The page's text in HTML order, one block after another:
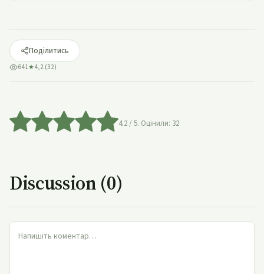
Поділитись
641★4,2 (32)
4.2/ 5. Оцінили: 32
Discussion (0)